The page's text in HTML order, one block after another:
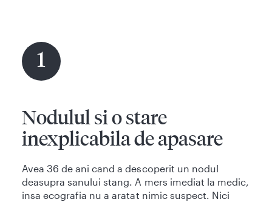
1
Nodulul si o stare
inexplicabila de apasare
Avea 36 de ani cand a descoperit un nodul
deasupra sanului stang. A mers imediat la medic,
insa ecografia nu a aratat nimic suspect. Nici